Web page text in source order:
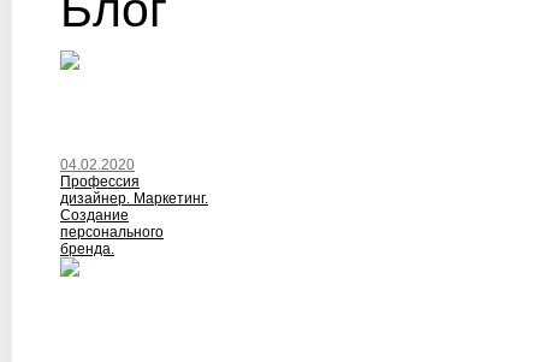
04.02.2020
Профессия
дизайнер. Маркетинг.
Создание
персонального
бренда.